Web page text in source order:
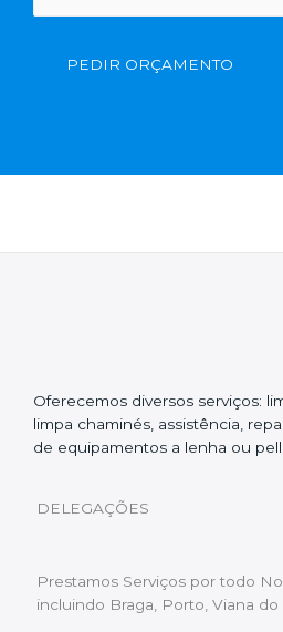
PEDIR ORÇAMENTO
Oferecemos diversos serviços:
limpa chaminés, assistência,
de equipamentos a lenha ou
DELEGAÇÕES
Prestamos Serviços por todo
incluindo Braga, Porto, Viana do